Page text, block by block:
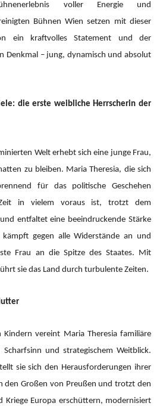
voller Energie und
Bühnen Wien setzen mit dieser
ein kraftvolles Statement und der
Denkmal – jung, dynamisch und absolut
die erste weibliche Herrscherin der
Welt erhebt sich eine junge Frau,
zu bleiben. Maria Theresia, die sich
für das politische Geschehen
in vielem voraus ist, trotzt dem
entfaltet eine beeindruckende Stärke
gegen alle Widerstände an und
Frau an die Spitze des Staates. Mit
sie das Land durch turbulente Zeiten.
vereint Maria Theresia familiäre
und strategischem Weitblick.
sie sich den Herausforderungen ihrer
den Großen von Preußen und trotzt den
Kriege Europa erschüttern, modernisiert